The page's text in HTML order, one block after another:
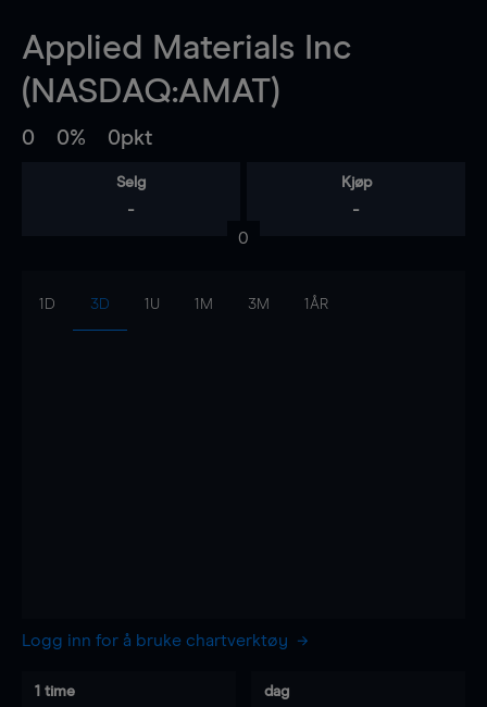
Applied Materials Inc
(NASDAQ:AMAT)
0 0% 0pkt
Selg
-
Kjøp
-
0
1D 3D 1U 1M 3M 1ÅR
Logg inn for å bruke chartverktøy
1 time dag